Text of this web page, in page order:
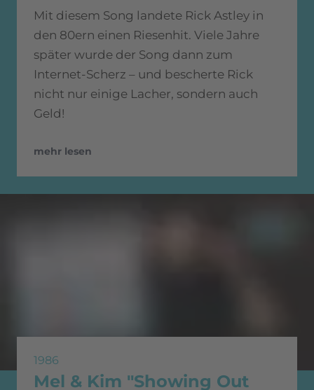
Mit diesem Song landete Rick Astley in
den 80ern einen Riesenhit. Viele Jahre
später wurde der Song dann zum
Internet-Scherz – und bescherte Rick
nicht nur einige Lacher, sondern auch
Geld!
mehr lesen
1986
Mel & Kim "Showing Out